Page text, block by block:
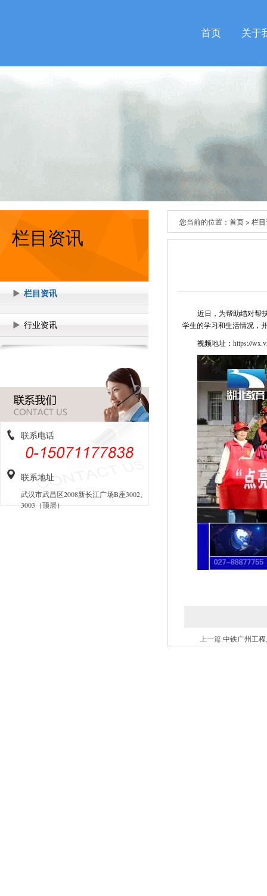
首页 关于
栏目资讯
栏目资讯
行业资讯
联系电话
联系地址
武汉市武昌区2008新长江广场B座3002、
3003（顶层）
您当前的位置： 首页> 栏
近日，为帮助结对帮
学生的学习和生活情况，
视频地址： https://
上一篇:中铁广州工